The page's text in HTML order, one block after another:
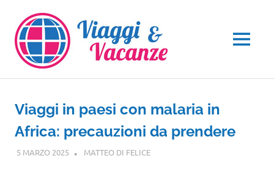
contenuto
MENU
Viaggi in paesi con malaria in
Africa: precauzioni da prendere
5 MARZO 2025 MATTEO DI FELICEAFRICA